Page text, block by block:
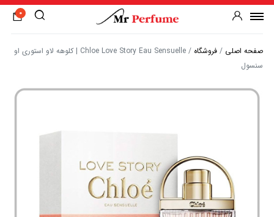
0
صفحه اصلی / فروشگاه /
Chloe Love Story Eau Sensuelle | کلوهه لاو استوری او
سنسول